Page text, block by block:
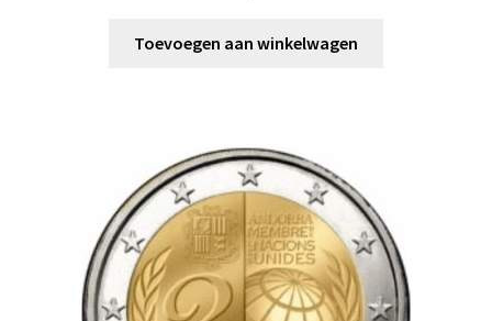
Toevoegen aan winkelwagen